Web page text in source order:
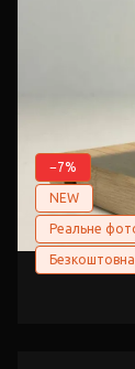
−7%
NEW
Реальне